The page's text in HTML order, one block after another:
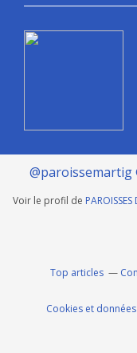
Voir le profil de
Top articles
Cookies et